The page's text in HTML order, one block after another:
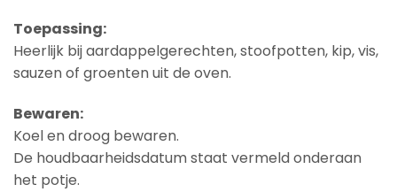
Toepassing:
Heerlijk bij aardappelgerechten, stoofpotten, kip, vis,
sauzen of groenten uit de oven.
Bewaren:
Koel en droog bewaren.
De houdbaarheidsdatum staat vermeld onderaan
het potje.